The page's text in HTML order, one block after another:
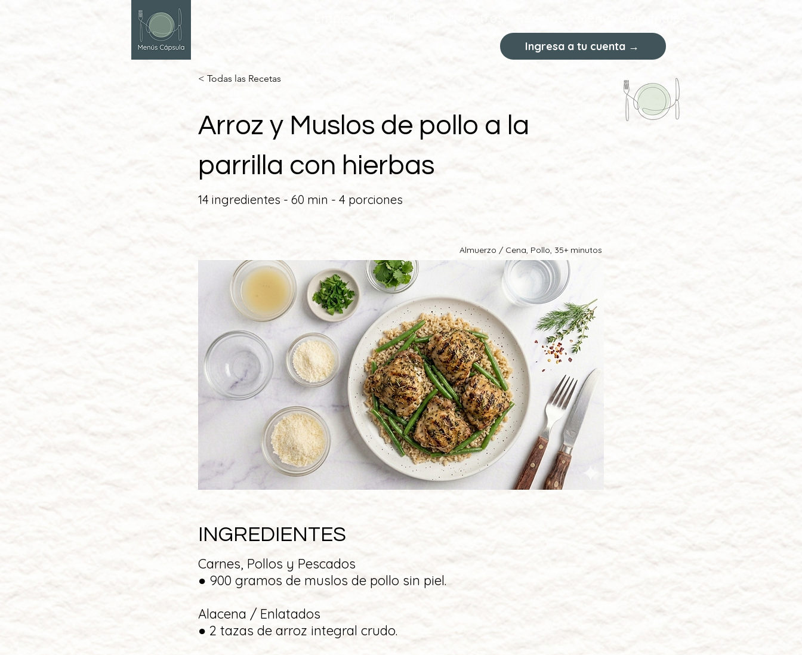
Ingresa a tu cuenta →
< Todas las Recetas
Arroz y Muslos de pollo a la
parrilla con hierbas
14 ingredientes - 60 min - 4 porciones
Almuerzo / Cena, Pollo, 35+ minutos
INGREDIENTES
Carnes, Pollos y Pescados
● 900 gramos de muslos de pollo sin piel.
Alacena / Enlatados
● 2 tazas de arroz integral crudo.